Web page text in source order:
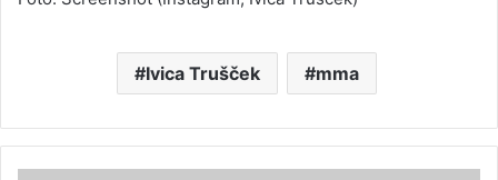
Ivica Trušček mma